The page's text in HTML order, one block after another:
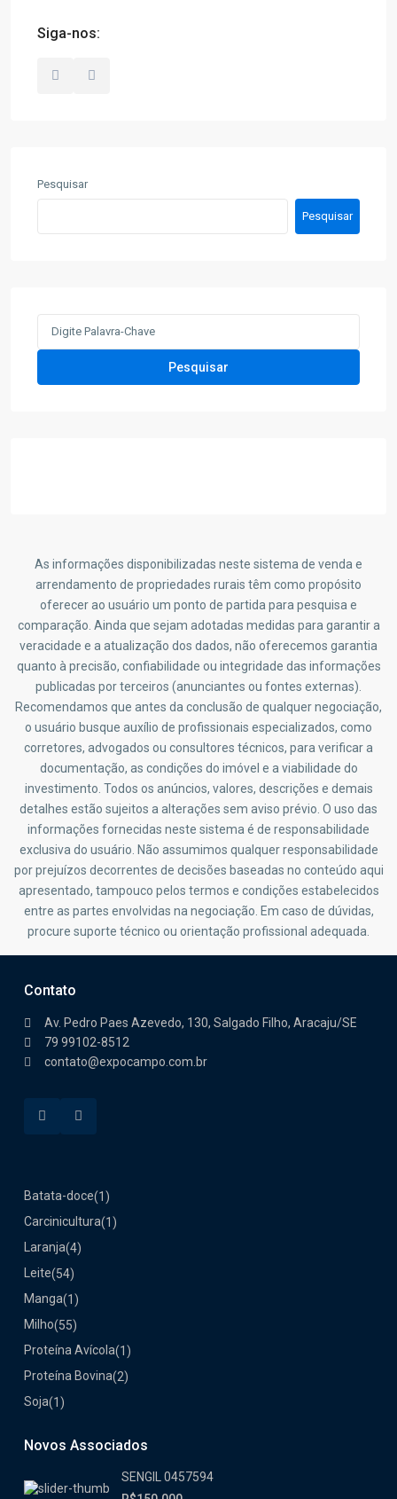
Siga-nos:
Pesquisar
Pesquisar
Pesquisar
As informações disponibilizadas neste sistema de venda e
arrendamento de propriedades rurais têm como propósito
oferecer ao usuário um ponto de partida para pesquisa e
comparação. Ainda que sejam adotadas medidas para garantir a
veracidade e a atualização dos dados, não oferecemos garantia
quanto à precisão, confiabilidade ou integridade das informações
publicadas por terceiros (anunciantes ou fontes externas).
Recomendamos que antes da conclusão de qualquer negociação,
o usuário busque auxílio de profissionais especializados, como
corretores, advogados ou consultores técnicos, para verificar a
documentação, as condições do imóvel e a viabilidade do
investimento. Todos os anúncios, valores, descrições e demais
detalhes estão sujeitos a alterações sem aviso prévio. O uso das
informações fornecidas neste sistema é de responsabilidade
exclusiva do usuário. Não assumimos qualquer responsabilidade
por prejuízos decorrentes de decisões baseadas no conteúdo aqui
apresentado, tampouco pelos termos e condições estabelecidos
entre as partes envolvidas na negociação. Em caso de dúvidas,
procure suporte técnico ou orientação profissional adequada.
Contato
Av. Pedro Paes Azevedo, 130, Salgado Filho, Aracaju/SE
79 99102-8512
contato@expocampo.com.br
Batata-doce(1)
Carcinicultura(1)
Laranja(4)
Leite(54)
Manga(1)
Milho(55)
Proteína Avícola(1)
Proteína Bovina(2)
Soja(1)
Novos Associados
SENGIL 0457594